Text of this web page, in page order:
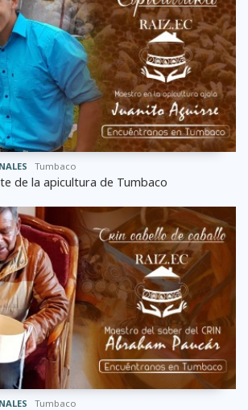
Tumbaco
de la apicultura de Tumbaco
Tumbaco